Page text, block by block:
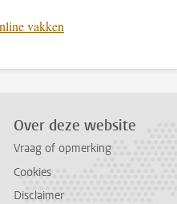
vakken
Over deze website
Vraag of opmerking
Cookies
Disclaimer